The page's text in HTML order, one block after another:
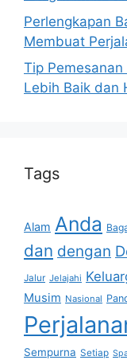
Perlengkapan
Membuat
Tip
Lebih Baik dan
Tags
Alam Anda
dan dengan
Jalur Jelajahi
Musim Nasional
Sempurna Setiap